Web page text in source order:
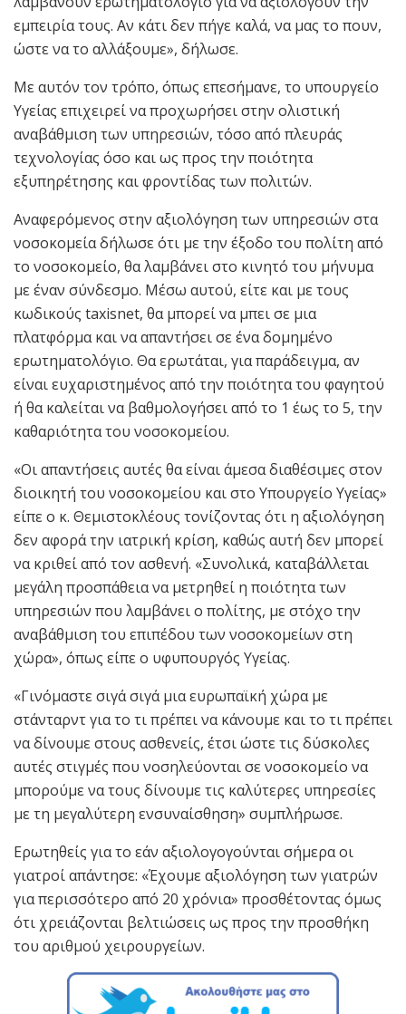
εμπειρία τους. Αν κάτι δεν πήγε καλά, να μας το πουν,
ώστε να το αλλάξουμε», δήλωσε.
Με αυτόν τον τρόπο, όπως επεσήμανε, το υπουργείο
Υγείας επιχειρεί να προχωρήσει στην ολιστική
αναβάθμιση των υπηρεσιών, τόσο από πλευράς
τεχνολογίας όσο και ως προς την ποιότητα
εξυπηρέτησης και φροντίδας των πολιτών.
Αναφερόμενος στην αξιολόγηση των υπηρεσιών στα
νοσοκομεία δήλωσε ότι με την έξοδο του πολίτη από
το νοσοκομείο, θα λαμβάνει στο κινητό του μήνυμα
με έναν σύνδεσμο. Μέσω αυτού, είτε και με τους
κωδικούς taxisnet, θα μπορεί να μπει σε μια
πλατφόρμα και να απαντήσει σε ένα δομημένο
ερωτηματολόγιο. Θα ερωτάται, για παράδειγμα, αν
είναι ευχαριστημένος από την ποιότητα του φαγητού
ή θα καλείται να βαθμολογήσει από το 1 έως το 5, την
καθαριότητα του νοσοκομείου.
«Οι απαντήσεις αυτές θα είναι άμεσα διαθέσιμες στον
διοικητή του νοσοκομείου και στο Υπουργείο Υγείας»
είπε ο κ. Θεμιστοκλέους τονίζοντας ότι η αξιολόγηση
δεν αφορά την ιατρική κρίση, καθώς αυτή δεν μπορεί
να κριθεί από τον ασθενή. «Συνολικά, καταβάλλεται
μεγάλη προσπάθεια να μετρηθεί η ποιότητα των
υπηρεσιών που λαμβάνει ο πολίτης, με στόχο την
αναβάθμιση του επιπέδου των νοσοκομείων στη
χώρα», όπως είπε ο υφυπουργός Υγείας.
«Γινόμαστε σιγά σιγά μια ευρωπαϊκή χώρα με
στάνταρντ για το τι πρέπει να κάνουμε και το τι πρέπει
να δίνουμε στους ασθενείς, έτσι ώστε τις δύσκολες
αυτές στιγμές που νοσηλεύονται σε νοσοκομείο να
μπορούμε να τους δίνουμε τις καλύτερες υπηρεσίες
με τη μεγαλύτερη ενσυναίσθηση» συμπλήρωσε.
Ερωτηθείς για το εάν αξιολογογούνται σήμερα οι
γιατροί απάντησε: «Έχουμε αξιολόγηση των γιατρών
για περισσότερο από 20 χρόνια» προσθέτοντας όμως
ότι χρειάζονται βελτιώσεις ως προς την προσθήκη
του αριθμού χειρουργείων.